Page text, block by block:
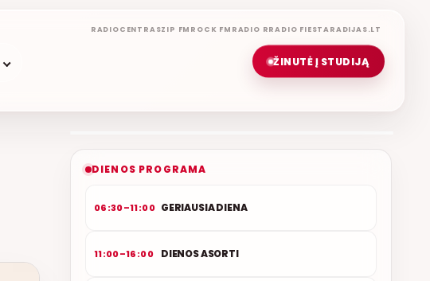
RADIOCENTRASZIP FM ROCK FM RADIO RRADIO FIESTARADIJAS.LT
ŽINUTĖ Į STUDIJĄ
ETERYJE
LIETUVIŠKOS MUZIKOS NAMAI
DIENOS PROGRAMA
06:30–11:00 GERIAUSIA DIENA
11:00–16:00 DIENOS ASORTI